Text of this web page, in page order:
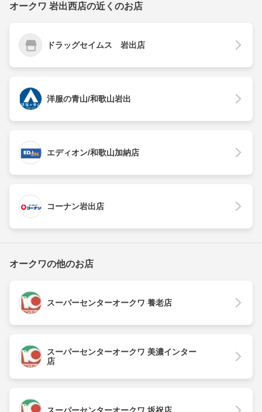
オークワ 岩出西店の近くのお店
ドラッグセイムス 岩出店
洋服の青山/和歌山岩出
エディオン/和歌山加納店
コーナン岩出店
オークワの他のお店
スーパーセンターオークワ 養老店
スーパーセンターオークワ 美濃インター
店